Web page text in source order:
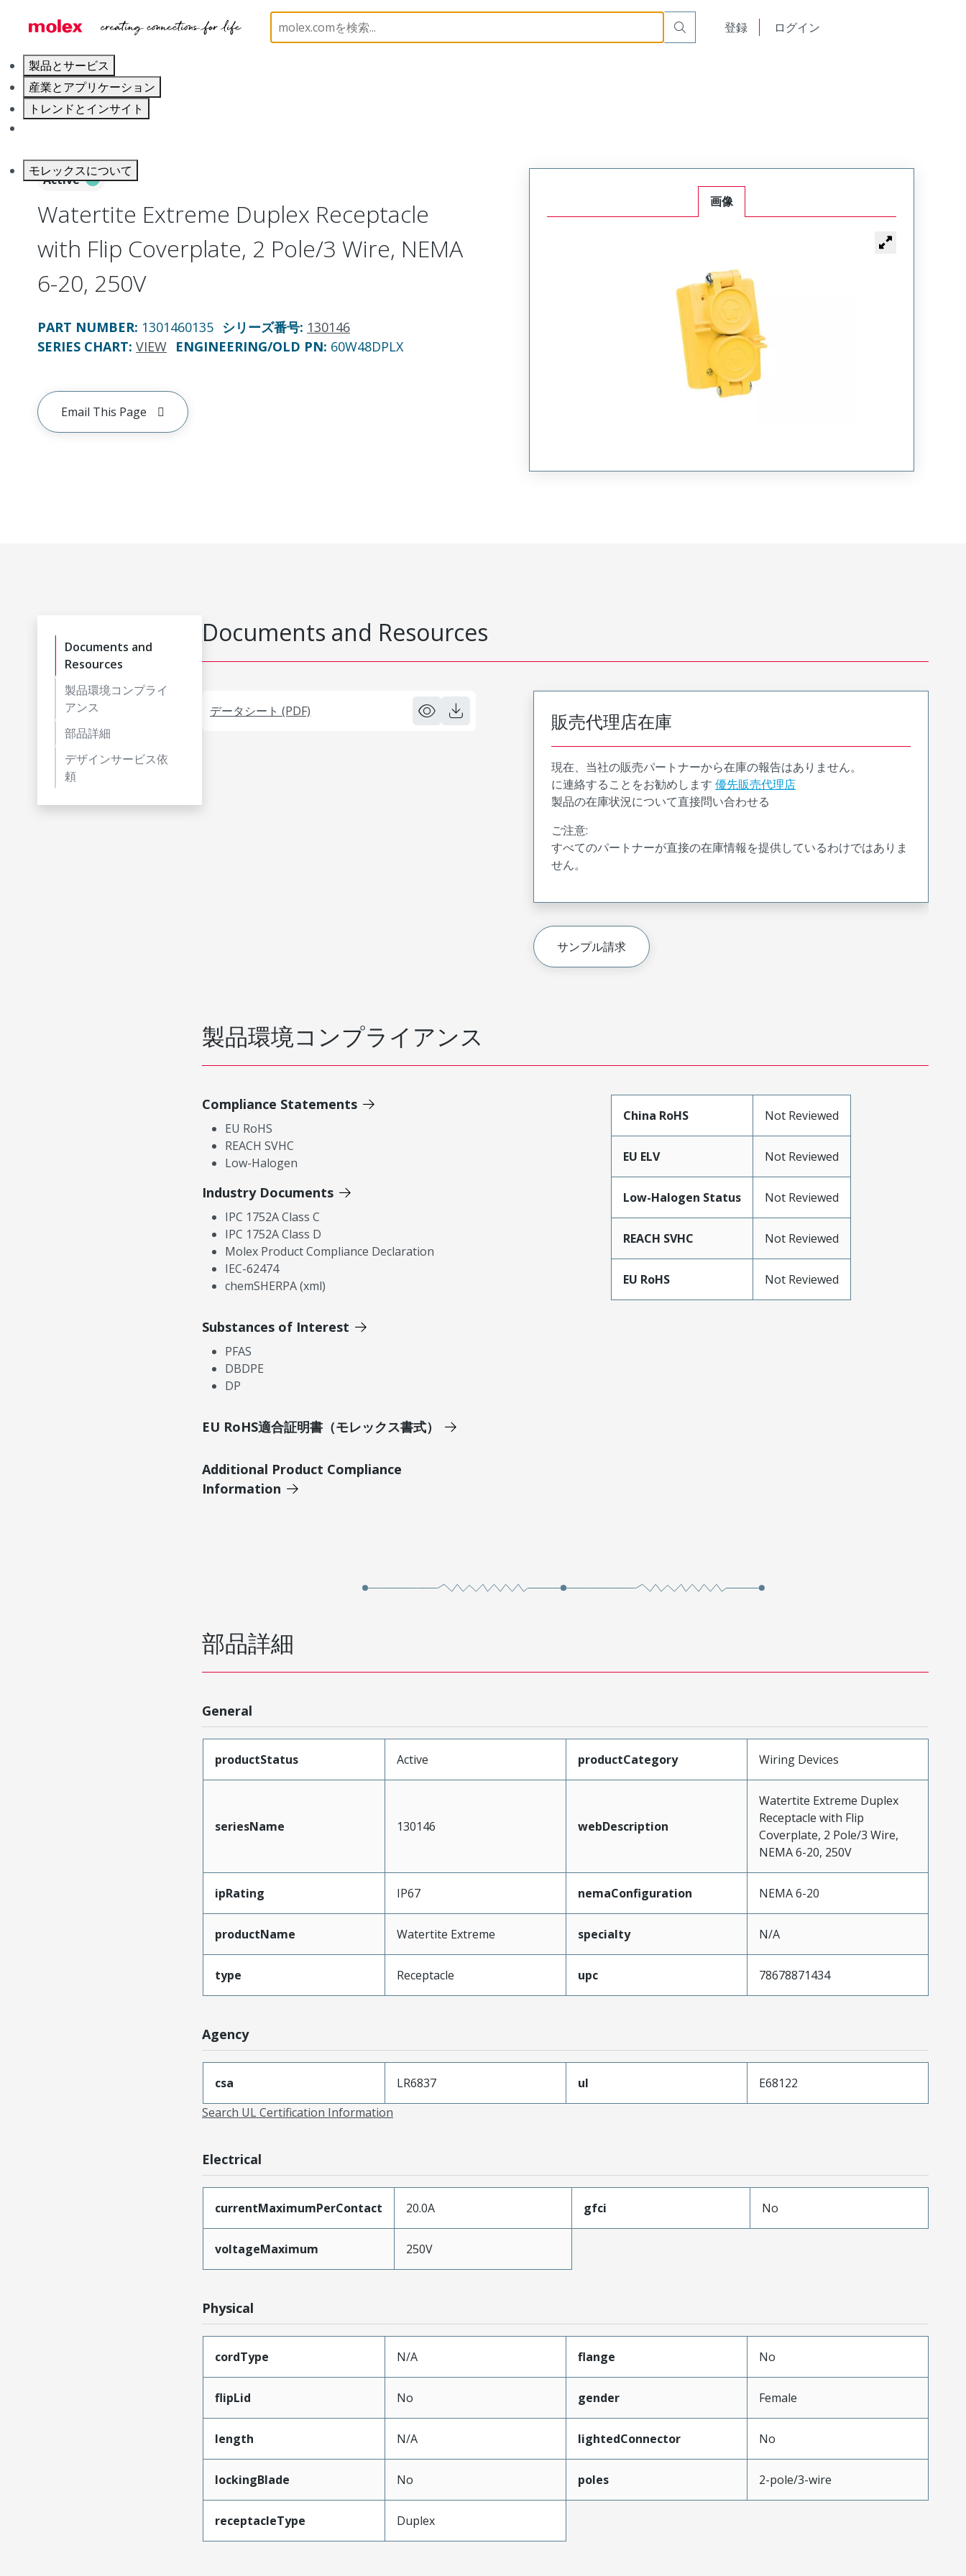
登録 ログイン
製品とサービス
産業とアプリケーション
トレンドとインサイト
モレックスについて
Wiring Devices 130146 1301460135
Active
Watertite Extreme Duplex Receptacle
with Flip Coverplate, 2 Pole/3 Wire, NEMA
6-20, 250V
PART NUMBER: 1301460135 シリーズ番号: 130146
SERIES CHART: VIEW ENGINEERING/OLD PN: 60W48DPLX
Email This Page
画像
Documents and
Resources
製品環境コンプライ
アンス
部品詳細
デザインサービス依
頼
Documents and Resources
データシート (PDF) 販売代理店在庫
現在、当社の販売パートナーから在庫の報告はありません。
に連絡することをお勧めします 優先販売代理店
製品の在庫状況について直接問い合わせる
ご注意:
すべてのパートナーが直接の在庫情報を提供しているわけではありま
せん。
サンプル請求
製品環境コンプライアンス
Compliance Statements
EU RoHS
REACH SVHC
Low-Halogen
Industry Documents
IPC 1752A Class C
IPC 1752A Class D
Molex Product Compliance Declaration
IEC-62474
chemSHERPA (xml)
Substances of Interest
PFAS
DBDPE
DP
EU RoHS適合証明書（モレックス書式）
Additional Product Compliance
Information
China RoHS Not Reviewed
EU ELV Not Reviewed
Low-Halogen Status Not Reviewed
REACH SVHC Not Reviewed
EU RoHS Not Reviewed
部品詳細
General
productStatus Active productCategory Wiring Devices
seriesName 130146 webDescription
Watertite Extreme Duplex
Receptacle with Flip
Coverplate, 2 Pole/3 Wire,
NEMA 6-20, 250V
ipRating IP67 nemaConfiguration NEMA 6-20
productName Watertite Extreme specialty N/A
type Receptacle upc 78678871434
Agency
csa LR6837 ul
E68122
Search UL Certification Information
Electrical
currentMaximumPerContact 20.0A gfci No
voltageMaximum 250V
Physical
cordType N/A flange No
flipLid No gender Female
length N/A lightedConnector No
lockingBlade No poles 2-pole/3-wire
receptacleType Duplex